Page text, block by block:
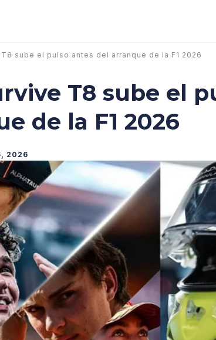
sube el pulso antes del arranque de la F1 2026
T8 sube el
de la F1 2026
2026